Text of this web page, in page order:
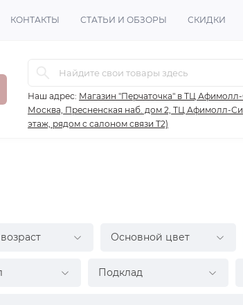
КОНТАКТЫ СТАТЬИ И ОБЗОРЫ СКИДКИ
Наш адрес: Магазин "Перчаточка" в ТЦ
Москва, Пресненская наб. дом 2, ТЦ Афимолл-
этаж, рядом с салоном связи Т2)
Основной цвет
Подклад